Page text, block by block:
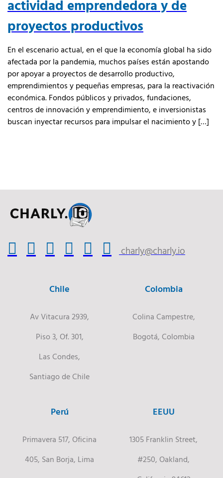
actividad emprendedora y de
proyectos productivos
En el escenario actual, en el que la economía global ha sido
afectada por la pandemia, muchos países están apostando
por apoyar a proyectos de desarrollo productivo,
emprendimientos y pequeñas empresas, para la reactivación
económica. Fondos públicos y privados, fundaciones,
centros de innovación y emprendimiento, e inversionistas
buscan inyectar recursos para impulsar el nacimiento y […]
charly@charly.io
Chile
Av Vitacura 2939,
Piso 3, Of. 301,
Las Condes,
Santiago de Chile
Colombia
Colina Campestre,
Bogotá, Colombia
Perú
Primavera 517, Oficina
405, San Borja, Lima
EEUU
1305 Franklin Street,
#250, Oakland,